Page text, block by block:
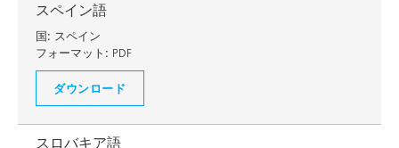
スペイン語
国: スペイン
フォーマット: PDF
ダウンロード
スロバキア語